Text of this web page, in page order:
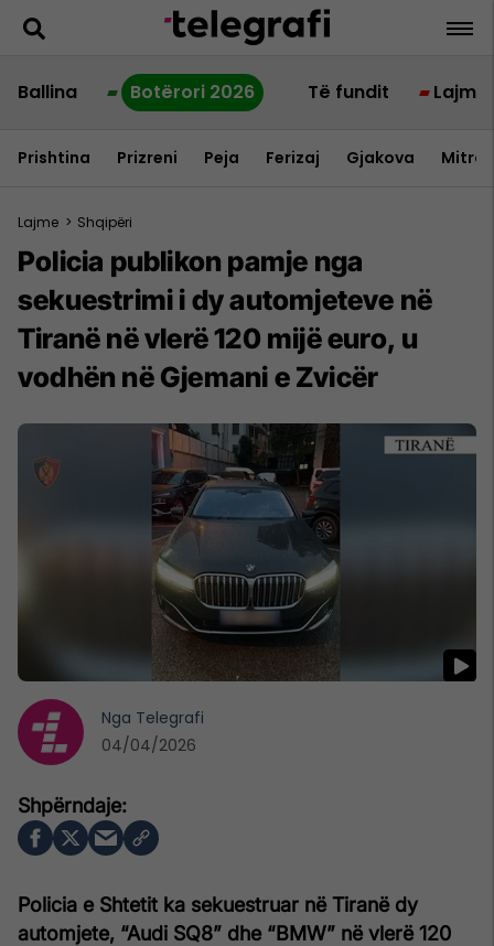
Ballina Botërori 2026 Të fundit Lajme
Prishtina Prizreni Peja Ferizaj Gjakova
Lajme > Shqipëri
Policia publikon pamje nga
sekuestrimi i dy automjeteve në
Tiranë në vlerë 120 mijë euro, u
vodhën në Gjemani e Zvicër
Policia e Shtetit ka sekuestruar në Tiranë dy
automjete, “Audi SQ8” dhe “BMW” në vlerë 120
Nga Telegrafi
04/04/2026